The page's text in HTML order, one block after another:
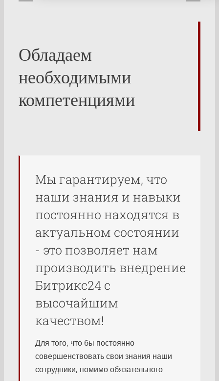
Обладаем
необходимыми
компетенциями
Мы гарантируем, что
наши знания и навыки
постоянно находятся в
актуальном состоянии
- это позволяет нам
производить внедрение
Битрикс24 с
высочайшим
качеством!
Для того, что бы постоянно
совершенствовать свои знания наши
сотрудники, помимо обязательного